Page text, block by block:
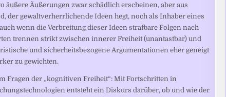
Äußerungen zwar schädlich erscheinen, aber aus
der gewaltverherrlichende Ideen hegt, noch als Inhaber eines
wenn die Verbreitung dieser Ideen strafbare Folgen nach
trennen strikt zwischen innerer Freiheit (unantastbar) und
und sicherheitsbezogene Argumentationen eher geneigt
zu gewichten.
Fragen der „kognitiven Freiheit“: Mit Fortschritten in
entsteht ein Diskurs darüber, ob und wie der